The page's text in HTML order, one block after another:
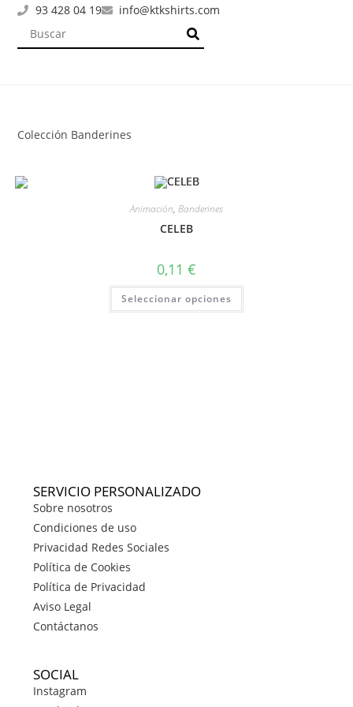
93 428 04 19 info@ktkshirts.com
Colección Banderines
Animación, Banderines
CELEB
0,11 €
Seleccionar opciones
SERVICIO PERSONALIZADO
Sobre nosotros
Condiciones de uso
Privacidad Redes Sociales
Política de Cookies
Política de Privacidad
Aviso Legal
Contáctanos
SOCIAL
Instagram